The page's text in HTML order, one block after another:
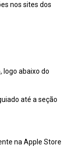
nos sites dos
logo abaixo do
até a seção
na Apple Store